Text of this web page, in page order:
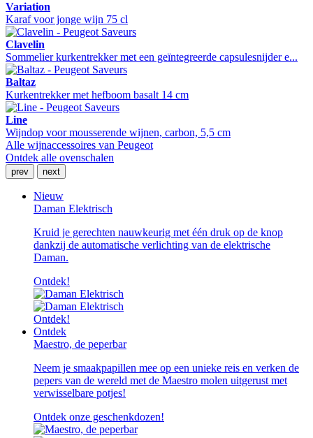
Variation
Karaf voor jonge wijn 75 cl
Clavelin
Sommelier kurkentrekker met een geïntegreerde capsulesnijder e...
Baltaz
Kurkentrekker met hefboom basalt 14 cm
Line
Wijndop voor mousserende wijnen, carbon, 5,5 cm
Alle wijnaccessoires van Peugeot
Ontdek alle ovenschalen
prev next
Nieuw
Daman Elektrisch
Kruid je gerechten nauwkeurig met één druk op de knop
dankzij de automatische verlichting van de elektrische
Daman.
Ontdek!
Ontdek!
Ontdek
Maestro, de peperbar
Neem je smaakpapillen mee op een unieke reis en verken de
pepers van de wereld met de Maestro molen uitgerust met
verwisselbare potjes!
Ontdek onze geschenkdozen!